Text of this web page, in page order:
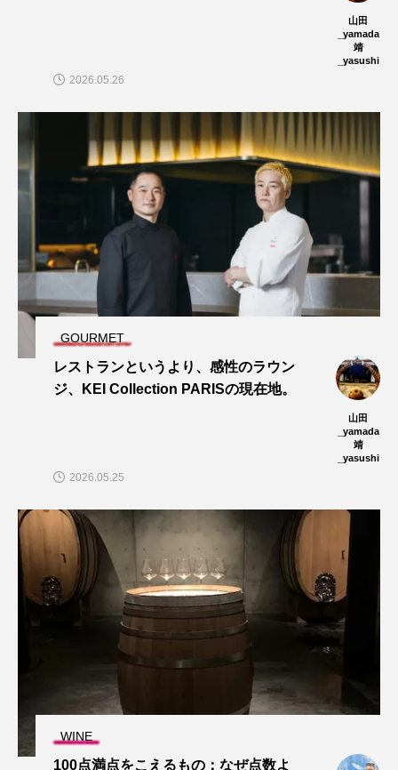
山田
_yamada
靖
_yasushi
2026.05.26
GOURMET
レストランというより、感性のラウン
ジ、KEI Collection PARISの現在地。
山田
_yamada
靖
_yasushi
2026.05.25
WINE
100点満点をこえるもの：なぜ点数よ